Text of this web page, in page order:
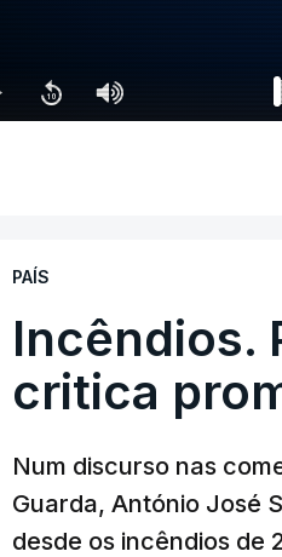
PAÍS
Incêndios.
critica
Num discurso nas
Guarda, António José
desde os incêndios de